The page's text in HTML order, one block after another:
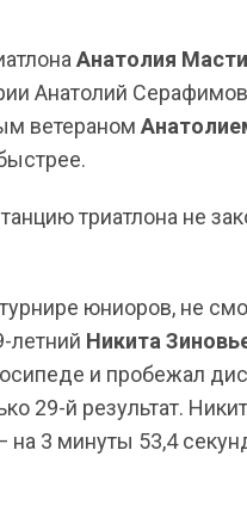
Анатолия
Анатолий
ветераном
триатлона не
юниоров, не
летний Никита
и пробежал
29-й результат.
на 3 минуты 53,4